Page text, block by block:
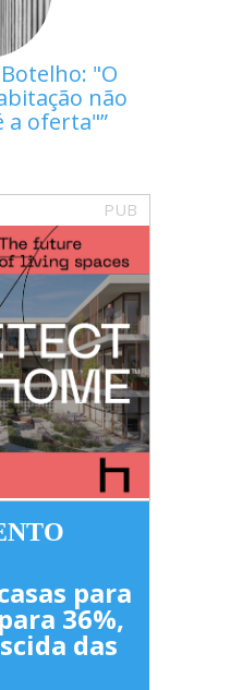
"O
não
a oferta"
PUB
para
36%,
das